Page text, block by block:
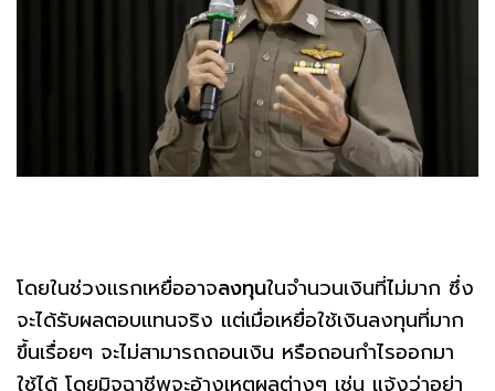
โดยในช่วงเเรกเหยื่ออาจลงทุนในจำนวนเงินที่ไม่มาก ซึ่ง
จะได้รับผลตอบเเทนจริง เเต่เมื่อเหยื่อใช้เงินลงทุนที่มาก
ขึ้นเรื่อยๆ จะไม่สามารถถอนเงิน หรือถอนกำไรออกมา
ใช้ได้ โดยมิจฉาชีพจะอ้างเหตุผลต่างๆ เช่น แจ้งว่าอย่า